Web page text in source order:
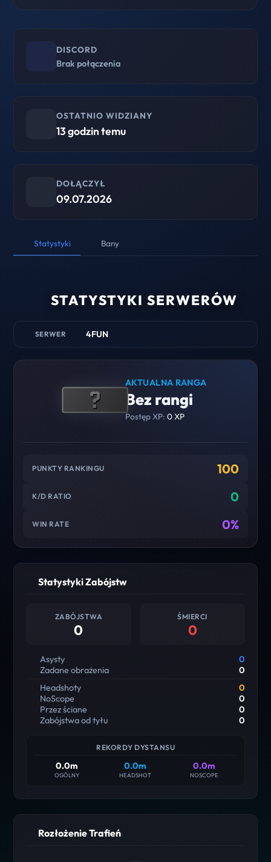
DISCORD
Brak połączenia
OSTATNIO WIDZIANY
13 godzin temu
DOŁĄCZYŁ
09.07.2026
Statystyki Bany
STATYSTYKI SERWERÓW
SERWER 4FUN
AKTUALNA RANGA
Bez rangi
Postęp XP: 0 XP
PUNKTY RANKINGU 100
K/D RATIO 0
WIN RATE 0%
Statystyki Zabójstw
ZABÓJSTWA
0
ŚMIERCI
0
Asysty
0
Zadane obrażenia
0
Headshoty
0
NoScope
0
Przez ściane
0
Zabójstwa od tyłu
0
REKORDY DYSTANSU
0.0m
OGÓLNY
0.0m
HEADSHOT
0.0m
NOSCOPE
Rozłożenie Trafień